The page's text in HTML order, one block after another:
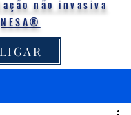
não invasiva
NESA®
LIGAR